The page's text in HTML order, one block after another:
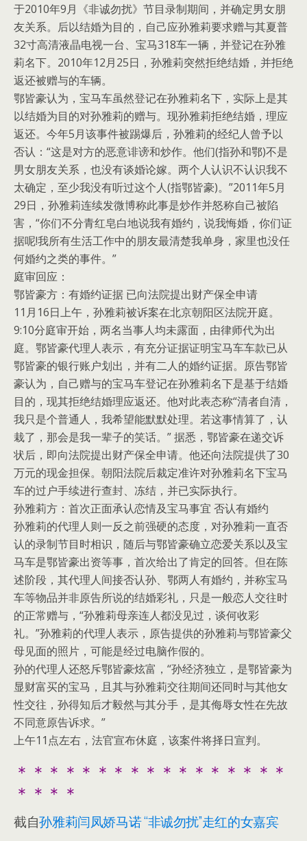
于2010年9月《非诚勿扰》节目录制期间，并确定男女朋
友关系。后以结婚为目的，自己应孙雅莉要求赠与其夏普
32寸高清液晶电视一台、宝马318车一辆，并登记在孙雅
莉名下。2010年12月25日，孙雅莉突然拒绝结婚，并拒绝
返还被赠与的车辆。
鄂皆豪认为，宝马车虽然登记在孙雅莉名下，实际上是其
以结婚为目的对孙雅莉的赠与。现孙雅莉拒绝结婚，理应
返还。今年5月该事件被踢爆后，孙雅莉的经纪人曾予以
否认：“这是对方的恶意诽谤和炒作。他们(指孙和鄂)不是
男女朋友关系，也没有谈婚论嫁。两个人认识不认识我不
太确定，至少我没有听过这个人(指鄂皆豪)。”2011年5月
29日，孙雅莉连续发微博称此事是炒作并怒称自己被陷
害，“你们不分青红皂白地说我有婚约，说我悔婚，你们证
据呢!我所有生活工作中的朋友最清楚我单身，家里也没任
何婚约之类的事件。”
庭审回应：
鄂皆豪方：有婚约证据 已向法院提出财产保全申请
11月16日上午，孙雅莉被诉案在北京朝阳区法院开庭。
9:10分庭审开始，两名当事人均未露面，由律师代为出
庭。鄂皆豪代理人表示，有充分证据证明宝马车车款已从
鄂皆豪的银行账户划出，并有二人的婚约证据。原告鄂皆
豪认为，自己赠与的宝马车登记在孙雅莉名下是基于结婚
目的，现其拒绝结婚理应返还。他对此表态称“清者自清，
我只是个普通人，我希望能默默处理。若这事情算了，认
栽了，那会是我一辈子的笑话。” 据悉，鄂皆豪在递交诉
状后，即向法院提出财产保全申请。他还向法院提供了30
万元的现金担保。朝阳法院后裁定准许对孙雅莉名下宝马
车的过户手续进行查封、冻结，并已实际执行。
孙雅莉方：首次正面承认恋情及宝马事宜 否认有婚约
孙雅莉的代理人则一反之前强硬的态度，对孙雅莉一直否
认的录制节目时相识，随后与鄂皆豪确立恋爱关系以及宝
马车是鄂皆豪出资等事，首次给出了肯定的回答。但在陈
述阶段，其代理人间接否认孙、鄂两人有婚约，并称宝马
车等物品并非原告所说的结婚彩礼，只是一般恋人交往时
的正常赠与，“孙雅莉母亲连人都没见过，谈何收彩
礼。”孙雅莉的代理人表示，原告提供的孙雅莉与鄂皆豪父
母见面的照片，可能是经过电脑作假的。
孙的代理人还怒斥鄂皆豪炫富，“孙经济独立，是鄂皆豪为
显财富买的宝马，且其与孙雅莉交往期间还同时与其他女
性交往，孙得知后才毅然与其分手，是其侮辱女性在先故
不同意原告诉求。”
上午11点左右，法官宣布休庭，该案件将择日宣判。
＊＊＊＊＊＊＊＊＊＊＊＊＊＊＊＊＊
＊＊＊＊
截自孙雅莉闫凤娇马诺 “非诚勿扰”走红的女嘉宾